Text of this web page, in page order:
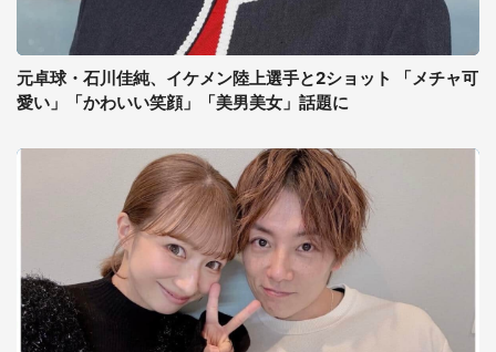
元卓球・石川佳純、イケメン陸上選手と2ショット 「メチャ可
愛い」「かわいい笑顔」「美男美女」話題に